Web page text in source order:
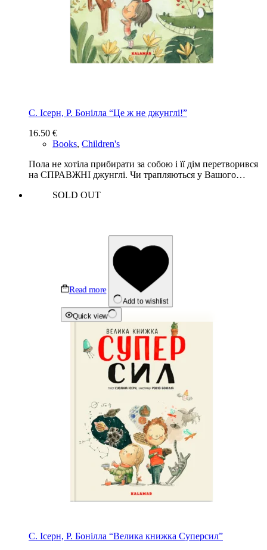
С. Ісерн, Р. Бонілла “Це ж не джунглі!”
16.50 €
Books, Children's
Пола не хотіла прибирати за собою і її дім перетворився
на СПРАВЖНІ джунглі. Чи трапляються у Вашого…
SOLD OUT
Read more
Add to wishlist
Quick view
С. Ісерн, Р. Бонiлла “Велика книжка Суперсил”